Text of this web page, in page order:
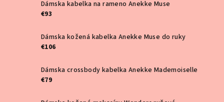
Dámska kabelka na rameno Anekke Muse
€93
Dámska kožená kabelka Anekke Muse do ruky
€106
Dámska crossbody kabelka Anekke Mademoiselle
€79